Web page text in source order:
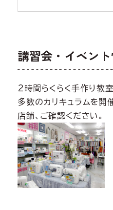
講習会・イベン
2時間らくらく手作り教
多数のカリキュラムを開
店舗、ご確認ください。